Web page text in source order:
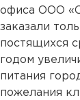
офиса ООО
заказали
постящихся
годом
питания
пожелания